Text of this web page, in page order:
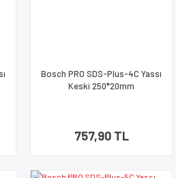
Bosch PRO SDS-Plus-4C Yassı
Keski 250*20mm
757,90 TL